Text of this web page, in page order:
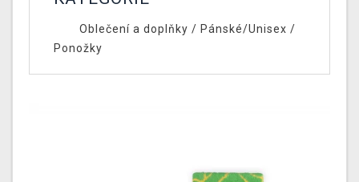
Oblečení a doplňky / Pánské/Unisex /
Ponožky